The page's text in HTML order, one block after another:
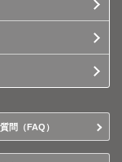
問（FAQ）